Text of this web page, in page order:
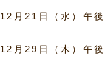
12月21日（水）午
12月29日（木）午